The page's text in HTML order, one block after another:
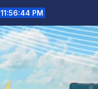
11:56:45 PM